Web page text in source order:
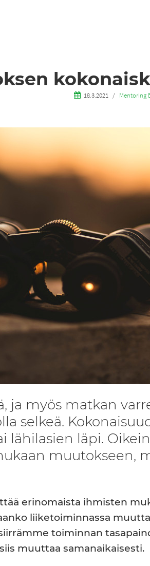
18.3.2021 Mentoring
ja myös matkan
selkeä.
lähilasien läpi.
muutokseen,
erinomaista ihmisten
liiketoiminnassa
toiminnan
muuttaa samanaikaisesti.